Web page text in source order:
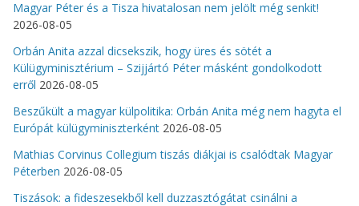
Magyar Péter és a Tisza hivatalosan nem jelölt még senkit!
2026-08-05
Orbán Anita azzal dicsekszik, hogy üres és sötét a
Külügyminisztérium – Szijjártó Péter másként gondolkodott
erről 2026-08-05
Beszűkült a magyar külpolitika: Orbán Anita még nem hagyta el
Európát külügyminiszterként 2026-08-05
Mathias Corvinus Collegium tiszás diákjai is csalódtak Magyar
Péterben 2026-08-05
Tiszások: a fideszesekből kell duzzasztógátat csinálni a